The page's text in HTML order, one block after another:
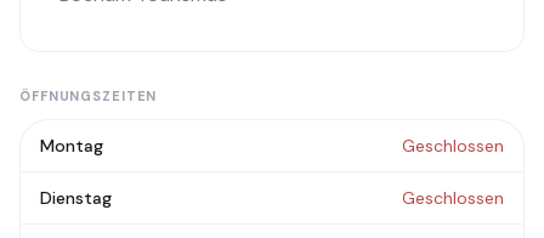
ÖFFNUNGSZEITEN
Montag Geschlossen
Dienstag Geschlossen